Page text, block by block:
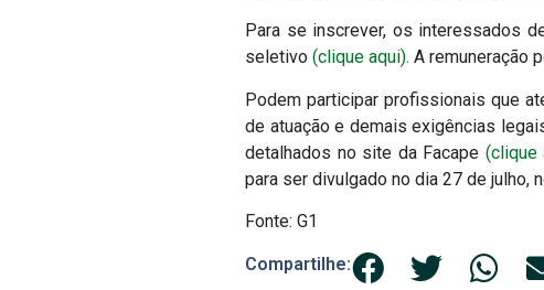
Para se inscrever, os interessados
seletivo (clique aqui). A remuneração
Podem participar profissionais que
de atuação e demais exigências
detalhados no site da Facape (clique
para ser divulgado no dia 27 de julho,
Fonte: G1
Compartilhe: